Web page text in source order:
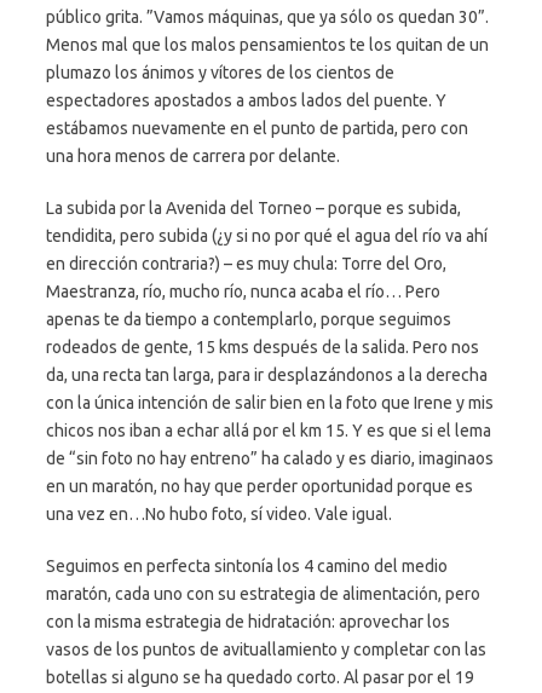
público grita. ”Vamos máquinas, que ya sólo os quedan 30”.
Menos mal que los malos pensamientos te los quitan de un
plumazo los ánimos y vítores de los cientos de
espectadores apostados a ambos lados del puente. Y
estábamos nuevamente en el punto de partida, pero con
una hora menos de carrera por delante.
La subida por la Avenida del Torneo – porque es subida,
tendidita, pero subida (¿y si no por qué el agua del río va ahí
en dirección contraria?) – es muy chula: Torre del Oro,
Maestranza, río, mucho río, nunca acaba el río… Pero
apenas te da tiempo a contemplarlo, porque seguimos
rodeados de gente, 15 kms después de la salida. Pero nos
da, una recta tan larga, para ir desplazándonos a la derecha
con la única intención de salir bien en la foto que Irene y mis
chicos nos iban a echar allá por el km 15. Y es que si el lema
de “sin foto no hay entreno” ha calado y es diario, imaginaos
en un maratón, no hay que perder oportunidad porque es
una vez en…No hubo foto, sí video. Vale igual.
Seguimos en perfecta sintonía los 4 camino del medio
maratón, cada uno con su estrategia de alimentación, pero
con la misma estrategia de hidratación: aprovechar los
vasos de los puntos de avituallamiento y completar con las
botellas si alguno se ha quedado corto. Al pasar por el 19